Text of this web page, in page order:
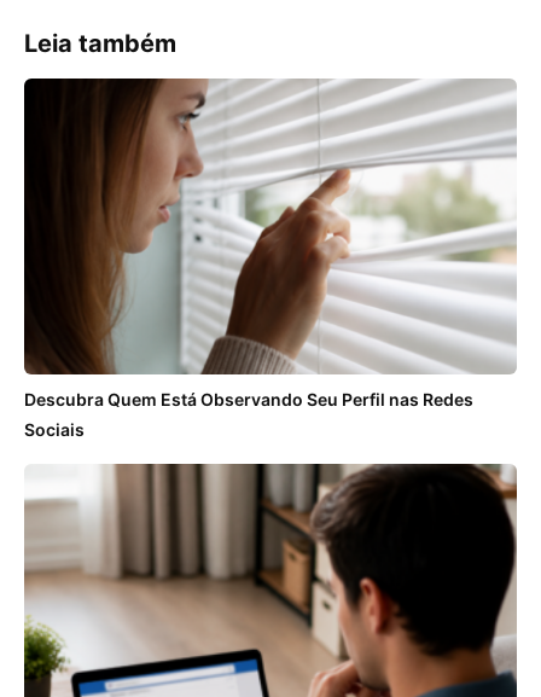
Leia também
Descubra Quem Está Observando Seu Perfil nas Redes
Sociais